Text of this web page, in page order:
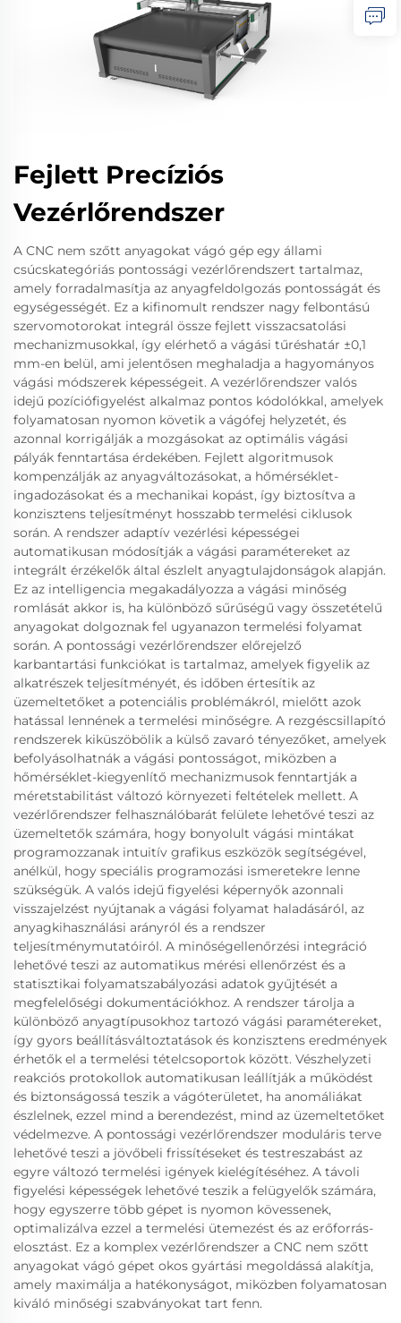
Fejlett Precíziós
Vezérlőrendszer
A CNC nem szőtt anyagokat vágó gép egy állami
csúcskategóriás pontossági vezérlőrendszert tartalmaz,
amely forradalmasítja az anyagfeldolgozás pontosságát és
egységességét. Ez a kifinomult rendszer nagy felbontású
szervomotorokat integrál össze fejlett visszacsatolási
mechanizmusokkal, így elérhető a vágási tűréshatár ±0,1
mm-en belül, ami jelentősen meghaladja a hagyományos
vágási módszerek képességeit. A vezérlőrendszer valós
idejű pozíciófigyelést alkalmaz pontos kódolókkal, amelyek
folyamatosan nyomon követik a vágófej helyzetét, és
azonnal korrigálják a mozgásokat az optimális vágási
pályák fenntartása érdekében. Fejlett algoritmusok
kompenzálják az anyagváltozásokat, a hőmérséklet-
ingadozásokat és a mechanikai kopást, így biztosítva a
konzisztens teljesítményt hosszabb termelési ciklusok
során. A rendszer adaptív vezérlési képességei
automatikusan módosítják a vágási paramétereket az
integrált érzékelők által észlelt anyagtulajdonságok alapján.
Ez az intelligencia megakadályozza a vágási minőség
romlását akkor is, ha különböző sűrűségű vagy összetételű
anyagokat dolgoznak fel ugyanazon termelési folyamat
során. A pontossági vezérlőrendszer előrejelző
karbantartási funkciókat is tartalmaz, amelyek figyelik az
alkatrészek teljesítményét, és időben értesítik az
üzemeltetőket a potenciális problémákról, mielőtt azok
hatással lennének a termelési minőségre. A rezgéscsillapító
rendszerek kiküszöbölik a külső zavaró tényezőket, amelyek
befolyásolhatnák a vágási pontosságot, miközben a
hőmérséklet-kiegyenlítő mechanizmusok fenntartják a
méretstabilitást változó környezeti feltételek mellett. A
vezérlőrendszer felhasználóbarát felülete lehetővé teszi az
üzemeltetők számára, hogy bonyolult vágási mintákat
programozzanak intuitív grafikus eszközök segítségével,
anélkül, hogy speciális programozási ismeretekre lenne
szükségük. A valós idejű figyelési képernyők azonnali
visszajelzést nyújtanak a vágási folyamat haladásáról, az
anyagkihasználási arányról és a rendszer
teljesítménymutatóiról. A minőségellenőrzési integráció
lehetővé teszi az automatikus mérési ellenőrzést és a
statisztikai folyamatszabályozási adatok gyűjtését a
megfelelőségi dokumentációkhoz. A rendszer tárolja a
különböző anyagtípusokhoz tartozó vágási paramétereket,
így gyors beállításváltoztatások és konzisztens eredmények
érhetők el a termelési tételcsoportok között. Vészhelyzeti
reakciós protokollok automatikusan leállítják a működést
és biztonságossá teszik a vágóterületet, ha anomáliákat
észlelnek, ezzel mind a berendezést, mind az üzemeltetőket
védelmezve. A pontossági vezérlőrendszer moduláris terve
lehetővé teszi a jövőbeli frissítéseket és testreszabást az
egyre változó termelési igények kielégítéséhez. A távoli
figyelési képességek lehetővé teszik a felügyelők számára,
hogy egyszerre több gépet is nyomon kövessenek,
optimalizálva ezzel a termelési ütemezést és az erőforrás-
elosztást. Ez a komplex vezérlőrendszer a CNC nem szőtt
anyagokat vágó gépet okos gyártási megoldássá alakítja,
amely maximálja a hatékonyságot, miközben folyamatosan
kiváló minőségi szabványokat tart fenn.